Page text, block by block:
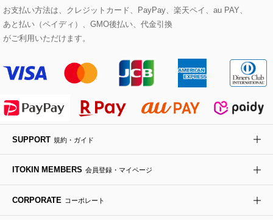
eur3
Maison de CINQ
MK MICHEL KLEIN BAG
HIROKO KOSHINO
セットアップワンピース
ステンカラーコート
ライダースジャケット
デニムジャケット
ダウンジャケット・コート
ヘアアクセサリー
ハンカチ・バンダナ
手袋
チャーム・ストラップ
ブローチ・コサージュ
ボストンバッグ
バックパック・リュック
ボディバッグ・メッセンジャーバッグ
トラベルバッグ
スニーカー
フラットシューズ
ローファー
ドレスシューズ
ローズ
カサブランカ・カラー
ラナンキュラス
ポプリアレンジ＆フレグランス
お支払い方法は、クレジットカード、PayPay、楽天ペイ、au PAY、
あと払い（ペイディ）、GMO後払い、代金引換
がご利用いただけます。
SUPPORT 規約・ガイド
ITOKIN MEMBERS 会員登録・マイページ
CORPORATE コーポレート